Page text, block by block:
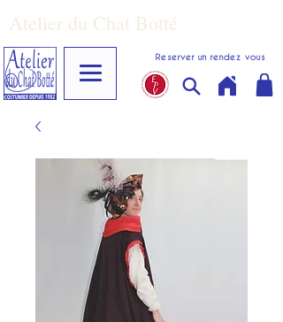
Reserver un rendez vous
Atelier du Chat Botté